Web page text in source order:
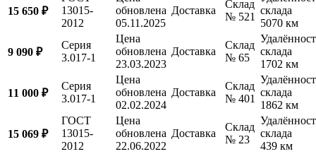
15 650 ₽
13015-
2012
обновлена
05.11.2025
Доставка
Склад
№ 521
склада
5070 км
9 090 ₽
Серия
3.017-1
Цена
обновлена
23.03.2023
Доставка
Склад
№ 65
склада
1702 км
11 000 ₽
Серия
3.017-1
Цена
обновлена
02.02.2024
Доставка
Склад
№ 401
склада
1862 км
15 069 ₽
ГОСТ
13015-
2012
Цена
обновлена
22.06.2022
Доставка
Склад
№ 23
склада
439 км